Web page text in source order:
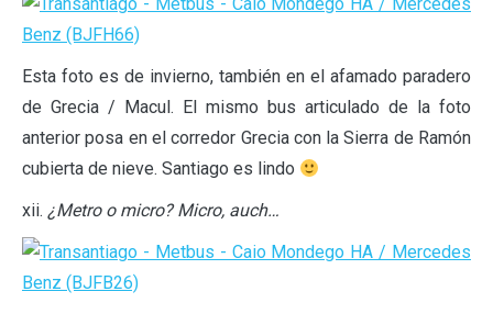
Esta foto es de invierno, también en el afamado paradero
de Grecia / Macul. El mismo bus articulado de la foto
anterior posa en el corredor Grecia con la Sierra de Ramón
cubierta de nieve. Santiago es lindo
xii. ¿Metro o micro? Micro, auch…